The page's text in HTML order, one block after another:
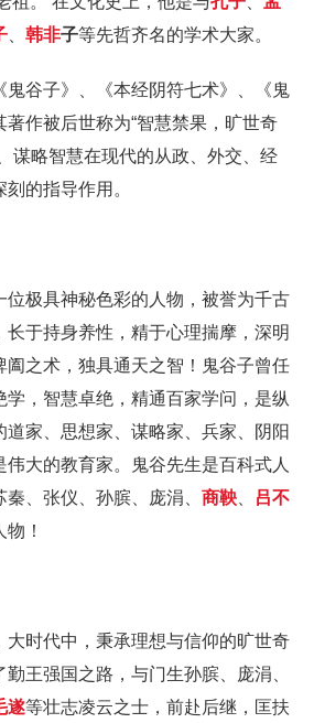
韩非子等先哲齐名的学术大家。
鬼谷子》、《本经阴符七术》、《鬼
作被后世称为“智慧禁果，旷世奇
谋略智慧在现代的从政、外交、经
的指导作用。
位极具神秘色彩的人物，被誉为千古
于持身养性，精于心理揣摩，深明
阖之术，独具通天之智！鬼谷子曾任
，智慧卓绝，精通百家学问，是纵
家、思想家、谋略家、兵家、阴阳
大的教育家。鬼谷先生是百科式人
、张仪、孙膑、庞涓、 商鞅
吕不
！
大时代中，秉承理想与信仰的旷世奇
王强国之路，与门生孙膑、庞涓、
遂等壮志凌云之士，前赴后继，匡扶